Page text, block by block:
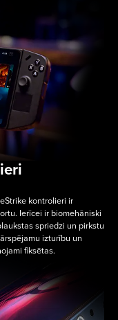
kontrolieri ir
Ierīcei ir biomehāniski
spriedzi un pirkstu
izturību un
fiksētas.